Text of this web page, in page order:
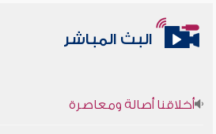
البث المباشر
أخلاقنا أصالة ومعاصرة